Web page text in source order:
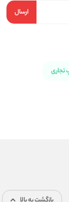
ارسال
تجاری